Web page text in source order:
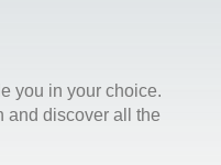
you in your choice.
and discover all the